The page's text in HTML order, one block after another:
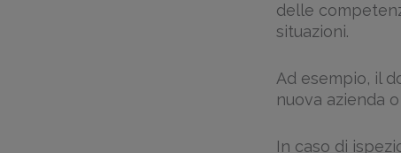
delle
situazioni.
Ad esempio, il
nuova azienda
In caso di